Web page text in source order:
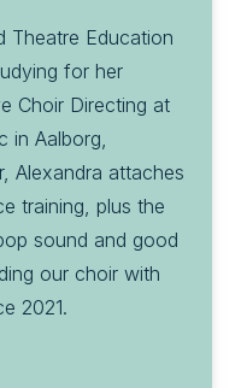
Theatre Education
for her
Choir Directing at
in Aalborg,
Alexandra attaches
training, plus the
sound and good
our choir with
2021.